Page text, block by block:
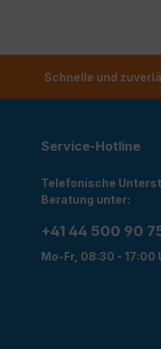
Schnelle und
Service-Hotline
Telefonische
Beratung unter:
+41 44 500 90
Mo-Fr, 08:30 - 17:00